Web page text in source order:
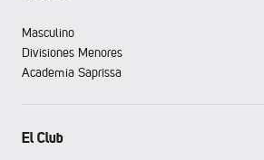
Masculino
Divisiones Menores
Academia Saprissa
El Club